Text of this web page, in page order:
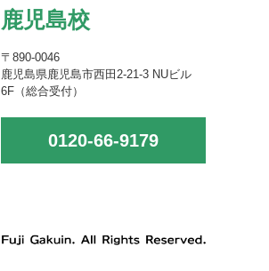
鹿児島校
〒890-0046
鹿児島県鹿児島市西田2-21-3 NUビル
6F（総合受付）
0120-66-9179